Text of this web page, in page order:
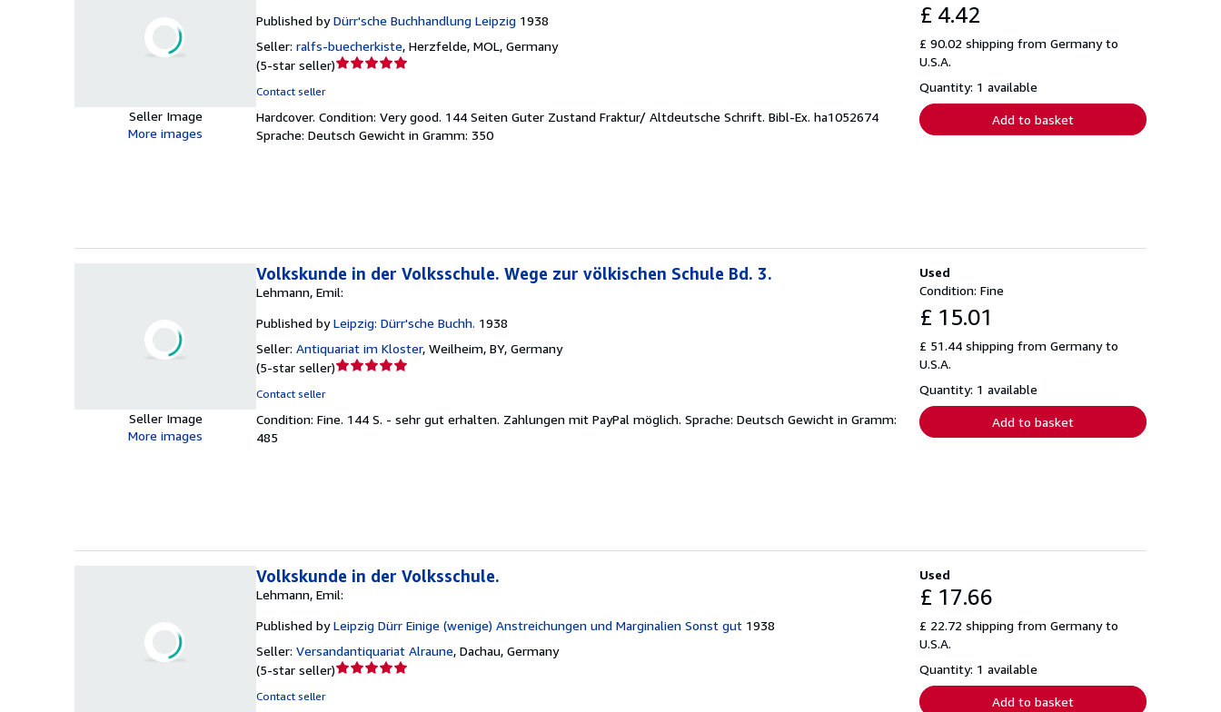
Seller Image
More images
£ 4.42
£ 90.02 shipping from Germany to
U.S.A.
Quantity: 1 available
Add to basket
Published by Dürr'sche Buchhandlung Leipzig 1938
Seller: ralfs-buecherkiste, Herzfelde, MOL, Germany
(5-star seller)Seller
out
of
Contact seller
Hardcover. Condition: Very good. 144 Seiten Guter Zustand Fraktur/ Altdeutsche Schrift. Bibl-Ex. ha1052674
Sprache: Deutsch Gewicht in Gramm: 350
Seller Image
More images
Used
Condition: Fine
£ 15.01
£ 51.44 shipping from Germany to
U.S.A.
Quantity: 1 available
Add to basket
Volkskunde in der Volksschule. Wege zur völkischen Schule Bd. 3.
Lehmann, Emil:
Published by Leipzig: Dürr'sche Buchh. 1938
Seller: Antiquariat im Kloster, Weilheim, BY, Germany
(5-star seller)Seller
out
Contact seller
Condition: Fine. 144 S. - sehr gut erhalten. Zahlungen mit PayPal möglich. Sprache: Deutsch Gewicht in Gramm:
485
Used
£ 17.66
£ 22.72 shipping from Germany to
U.S.A.
Quantity: 1 available
Add to basket
Volkskunde in der Volksschule.
Lehmann, Emil:
Published by Leipzig Dürr Einige (wenige) Anstreichungen und Marginalien Sonst gut 1938
Seller: Versandantiquariat Alraune, Dachau, Germany
(5-star seller)Seller
Contact seller